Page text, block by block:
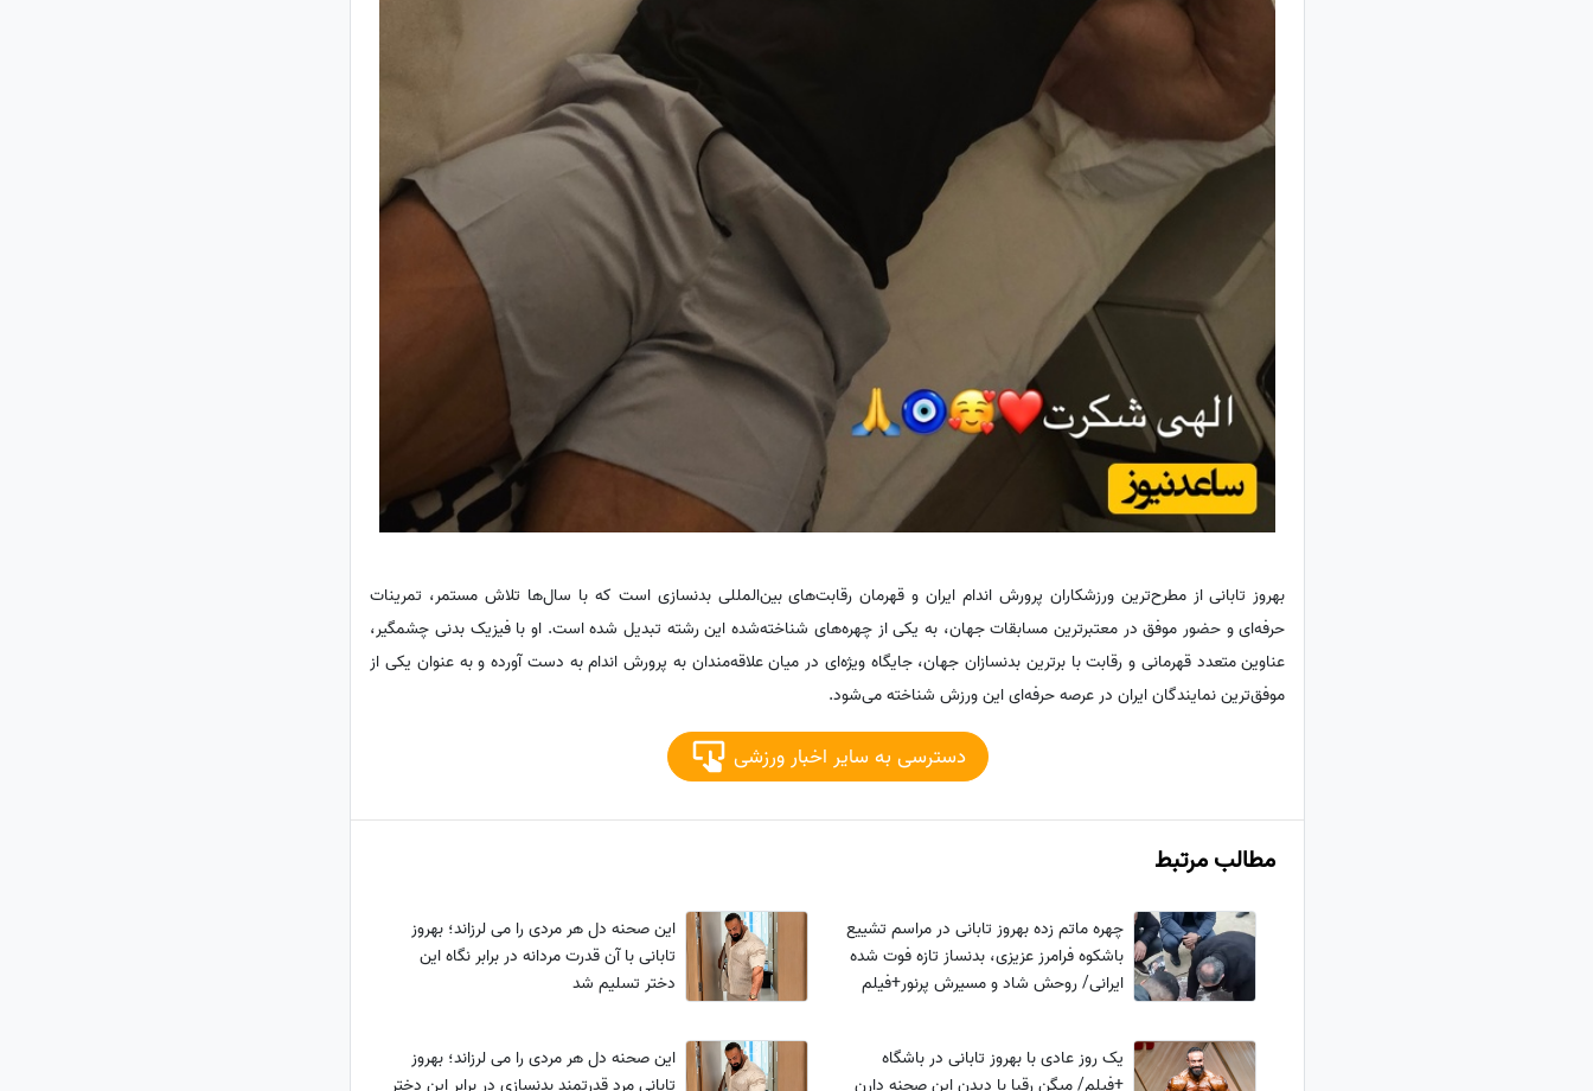
بهروز تابانی از مطرح‌ترین ورزشکاران پرورش اندام ایران و قهرمان رقابت‌های بین‌المللی بدنسازی است که با سال‌ها تلاش مستمر، تمرینات
حرفه‌ای و حضور موفق در معتبرترین مسابقات جهان، به یکی از چهره‌های شناخته‌شده این رشته تبدیل شده است. او با فیزیک بدنی چشمگیر،
عناوین متعدد قهرمانی و رقابت با برترین بدنسازان جهان، جایگاه ویژه‌ای در میان علاقه‌مندان به پرورش اندام به دست آورده و به عنوان یکی از
موفق‌ترین نمایندگان ایران در عرصه حرفه‌ای این ورزش شناخته می‌شود.
دسترسی به سایر اخبار ورزشی
مطالب مرتبط
چهره ماتم زده بهروز تابانی در مراسم تشییع
باشکوه فرامرز عزیزی، بدنساز تازه فوت شده
ایرانی/ روحش شاد و مسیرش پرنور+فیلم
این صحنه دل هر مردی را می لرزاند؛ بهروز
تابانی با آن قدرت مردانه در برابر نگاه این
دختر تسلیم شد
یک روز عادی با بهروز تابانی در باشگاه
این صحنه دل هر مردی را می لرزاند؛ بهروز